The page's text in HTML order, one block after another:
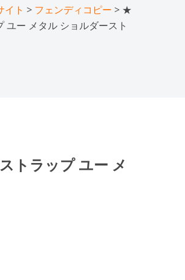
イト > フェンディコピー > ★
ユー メタル ショルダースト
トラップ ユー メ